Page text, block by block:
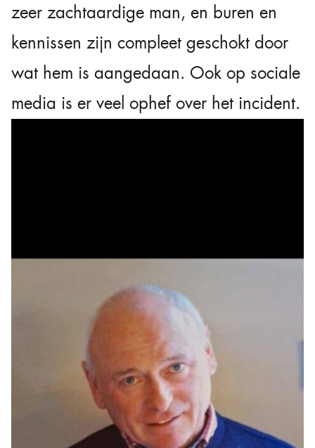
zeer zachtaardige man, en buren en
kennissen zijn compleet geschokt door
wat hem is aangedaan. Ook op sociale
media is er veel ophef over het incident.